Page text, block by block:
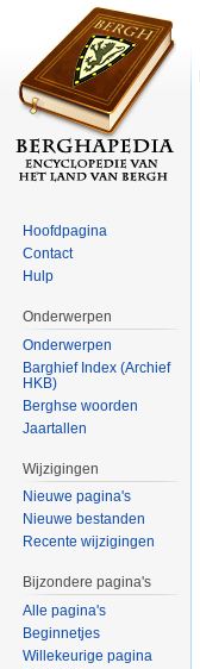
Hoofdpagina
Contact
Hulp
Onderwerpen
Onderwerpen
Barghief Index (Archief
HKB)
Berghse woorden
Jaartallen
Wijzigingen
Nieuwe pagina's
Nieuwe bestanden
Recente wijzigingen
Bijzondere pagina's
Alle pagina's
Beginnetjes
Willekeurige pagina